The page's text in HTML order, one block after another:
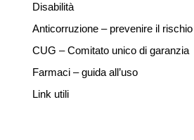
Disabilità
Anticorruzione – prevenire il rischio
CUG – Comitato unico di garanzia
Farmaci – guida all’uso
Link utili